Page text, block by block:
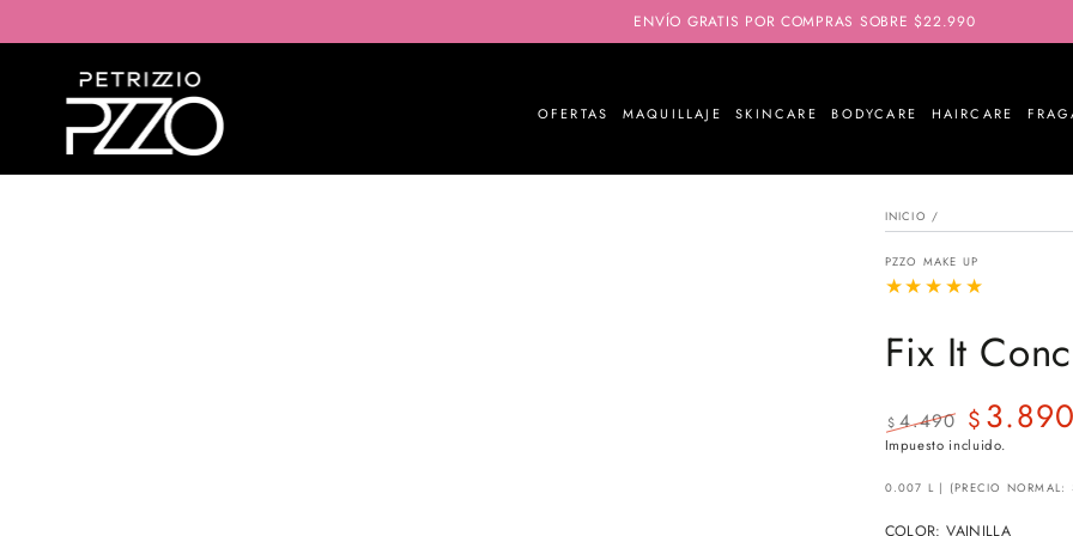
ENVÍO GRATIS POR COMPRAS SOBRE $22.990
OFERTAS MAQUILLAJE SKINCARE BODYCARE HAIRCARE
INICIO /
PZZO MAKE UP
Fix It
Precio
$ 4.490
Precio
venta
$
Impuesto incluido.
0.007 L | (PRECIO NORMAL:
COLOR:VAINILLA